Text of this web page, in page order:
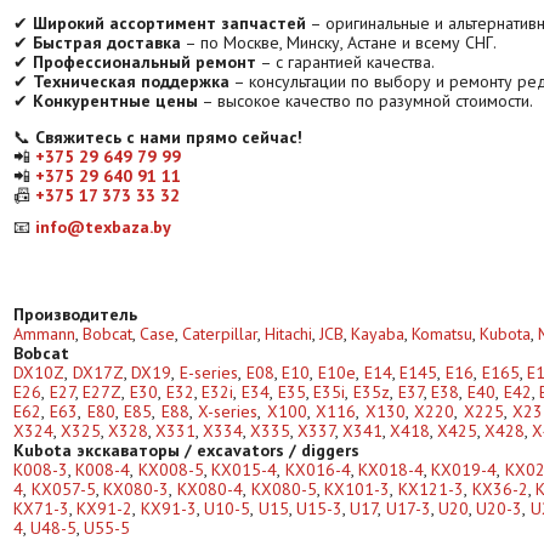
✔ Широкий ассортимент запчастей – оригинальные и
✔ Быстрая доставка – по Москве, Минску, Астане и всему СНГ.
✔ Профессиональный ремонт – с гарантией качества.
✔ Техническая поддержка – консультации по выбору и ремонту
✔ Конкурентные цены – высокое качество по разумной стоимости.
📞 Свяжитесь с нами прямо сейчас!
📲 +375 29 649 79 99
📲 +375 29 640 91 11
📠 +375 17 373 33 32
📧 info@texbaza.by
Производитель
Ammann, Bobcat, Case, Caterpillar, Hitachi, JCB, Kayaba, Komatsu, Kubota,
Bobcat
DX10Z, DX17Z,DX19,E-series, E08,E10,E10e, E14,E145,E16, E165,
E26, E27,E27Z,E30, E32,E32i,E34, E35,E35i,E35z, E37,E38,E40, E42,
E62,E63, E80,E85, E88,X-series, X100,X116, X130,X220, X225,
X324, X325, X328, X331, X334, X335, X337, X341, X418, X425, X428,
Kubota экскаваторы / excavators / diggers
K008-3,K008-4, KX008-5,KX015-4, KX016-4, KX018-4,KX019-4,
4, KX057-5,KX080-3,KX080-4, KX080-5,KX101-3,KX121-3, KX36-2,
KX71-3,KX91-2, KX91-3,U10-5, U15, U15-3,U17, U17-3, U20,U20-3,
4, U48-5, U55-5